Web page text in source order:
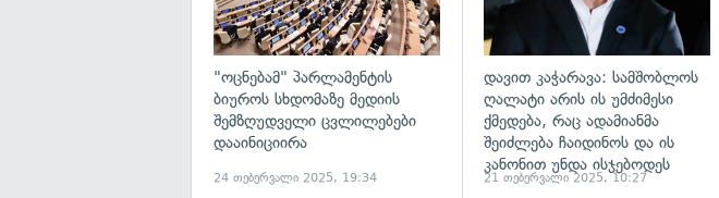
"ოცნებამ" პარლამენტის
ბიუროს სხდომაზე მედიის
შემზღუდველი ცვლილებები
დააინიციირა
24 თებერვალი 2025, 19:34
დავით კაჭარავა: სამშობლოს
ღალატი არის ის უმძიმესი
ქმედება, რაც ადამიანმა
შეიძლება ჩაიდინოს და ის
კანონით უნდა ისჯებოდეს
21 თებერვალი 2025, 10:27